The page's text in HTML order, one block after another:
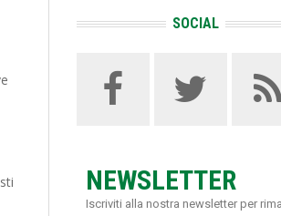
SOCIAL
NEWSLETTER
Iscriviti alla nostra newsletter per